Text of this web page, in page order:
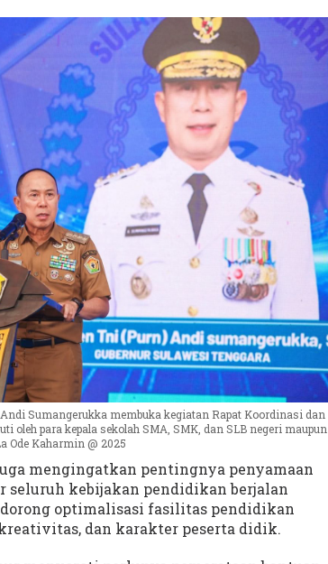
Sumangerukka membuka kegiatan Rapat Koordinasi dan
para kepala sekolah SMA, SMK, dan SLB negeri maupun
Ode Kaharmin @ 2025
mengingatkan pentingnya penyamaan
seluruh kebijakan pendidikan berjalan
optimalisasi fasilitas pendidikan
dan karakter peserta didik.